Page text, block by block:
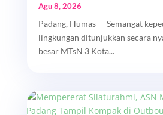
Agu 8, 2026
Padang, Humas — Semangat
lingkungan ditunjukkan secara
besar MTsN 3 Kota...